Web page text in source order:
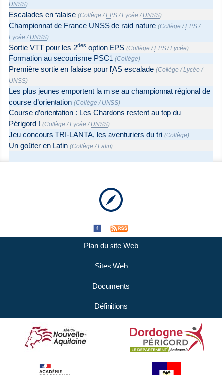
UNSS)
Escalades en falaise (Collège /EPS /Lycée / UNSS)
Championnat de France UNSS de raid nature (Collège /EPS /
Lycée / UNSS)
Sortie VTT pour les 2des option EPS (Collège /EPS /Lycée)
Formation au secourisme PSC1 (Collège)
Première sortie en falaise pour l’AS escalade (Collège /Lycée /
UNSS)
Les plus jeunes emportent la mise au championnat régional de
course d’orientation (Collège / UNSS)
Course d’orientation : Les Chardons restent au top du
Périgord ! (Collège /Lycée / UNSS)
Jeu concours TRI-LANTA, les aventuriers du tri (Collège)
Un goûter en Latin (Collège /Latin)
Plan du site Web
Sites Web
Documents
Définitions